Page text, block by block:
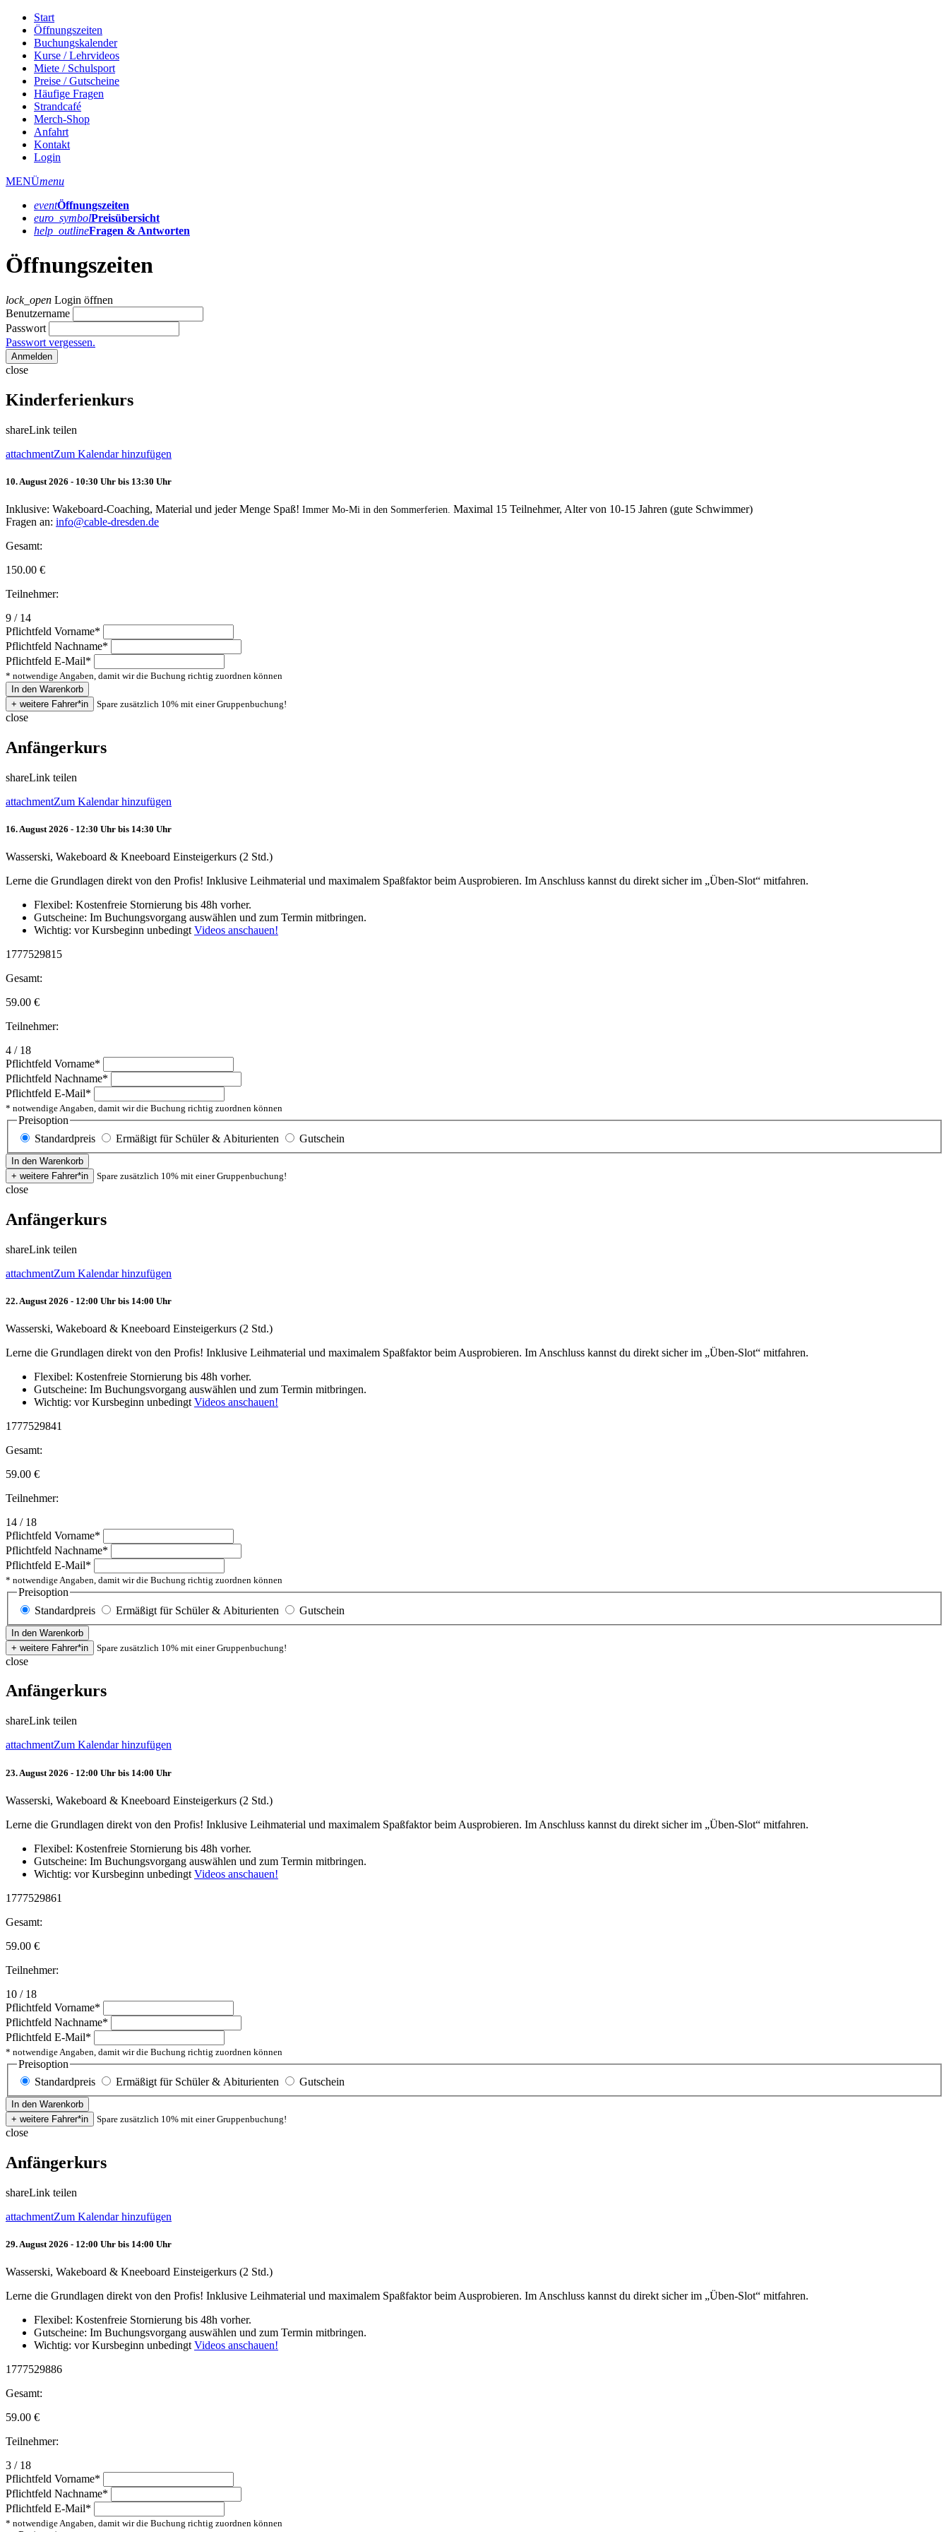
Start
Öffnungszeiten
Buchungskalender
Kurse / Lehrvideos
Miete / Schulsport
Preise / Gutscheine
Häufige Fragen
Strandcafé
Merch-Shop
Anfahrt
Kontakt
Login
MENÜmenu
eventÖffnungs­zeiten
euro_symbolPreis­übersicht
help_outlineFragen & Antworten
Öffnungszeiten
lock_open Login öffnen
Benutzername
Passwort
Passwort vergessen.
Anmelden
close
Kinderferienkurs
shareLink teilen
attachmentZum Kalendar hinzufügen
10. August 2026 - 10:30 Uhr bis 13:30 Uhr
Inklusive: Wakeboard-Coaching, Material und jeder Menge Spaß! Immer Mo-Mi in den Sommerferien. Maximal 15 Teilnehmer, Alter von 10-15 Jahren (gute Schwimmer)
Fragen an: info@cable-dresden.de
Gesamt:
150.00 €
Teilnehmer:
9 / 14
Pflichtfeld Vorname*
Pflichtfeld Nachname*
Pflichtfeld E-Mail*
* notwendige Angaben, damit wir die Buchung richtig zuordnen können
Spare zusätzlich 10% mit einer Gruppenbuchung!
close
Anfängerkurs
shareLink teilen
attachmentZum Kalendar hinzufügen
16. August 2026 - 12:30 Uhr bis 14:30 Uhr
Wasserski, Wakeboard & Kneeboard Einsteigerkurs (2 Std.)
Lerne die Grundlagen direkt von den Profis! Inklusive Leihmaterial und maximalem Spaßfaktor beim Ausprobieren. Im Anschluss kannst du direkt sicher im „Üben-Slot“ mitfahren.
Flexibel: Kostenfreie Stornierung bis 48h vorher.
Gutscheine: Im Buchungsvorgang auswählen und zum Termin mitbringen.
Wichtig: vor Kursbeginn unbedingt Videos anschauen!
1777529815
Gesamt:
59.00 €
Teilnehmer:
4 / 18
Pflichtfeld Vorname*
Pflichtfeld Nachname*
Pflichtfeld E-Mail*
* notwendige Angaben, damit wir die Buchung richtig zuordnen können
Preisoption
Standardpreis
Ermäßigt für Schüler & Abiturienten Gutschein
Spare zusätzlich 10% mit einer Gruppenbuchung!
close
Anfängerkurs
shareLink teilen
attachmentZum Kalendar hinzufügen
22. August 2026 - 12:00 Uhr bis 14:00 Uhr
Wasserski, Wakeboard & Kneeboard Einsteigerkurs (2 Std.)
Lerne die Grundlagen direkt von den Profis! Inklusive Leihmaterial und maximalem Spaßfaktor beim Ausprobieren. Im Anschluss kannst du direkt sicher im „Üben-Slot“ mitfahren.
Flexibel: Kostenfreie Stornierung bis 48h vorher.
Gutscheine: Im Buchungsvorgang auswählen und zum Termin mitbringen.
Wichtig: vor Kursbeginn unbedingt Videos anschauen!
1777529841
Gesamt:
59.00 €
Teilnehmer:
14 / 18
Pflichtfeld Vorname*
Pflichtfeld Nachname*
Pflichtfeld E-Mail*
* notwendige Angaben, damit wir die Buchung richtig zuordnen können
Preisoption
Standardpreis
Ermäßigt für Schüler & Abiturienten Gutschein
Spare zusätzlich 10% mit einer Gruppenbuchung!
close
Anfängerkurs
shareLink teilen
attachmentZum Kalendar hinzufügen
23. August 2026 - 12:00 Uhr bis 14:00 Uhr
Wasserski, Wakeboard & Kneeboard Einsteigerkurs (2 Std.)
Lerne die Grundlagen direkt von den Profis! Inklusive Leihmaterial und maximalem Spaßfaktor beim Ausprobieren. Im Anschluss kannst du direkt sicher im „Üben-Slot“ mitfahren.
Flexibel: Kostenfreie Stornierung bis 48h vorher.
Gutscheine: Im Buchungsvorgang auswählen und zum Termin mitbringen.
Wichtig: vor Kursbeginn unbedingt Videos anschauen!
1777529861
Gesamt:
59.00 €
Teilnehmer:
10 / 18
Pflichtfeld Vorname*
Pflichtfeld Nachname*
Pflichtfeld E-Mail*
* notwendige Angaben, damit wir die Buchung richtig zuordnen können
Preisoption
Standardpreis
Ermäßigt für Schüler & Abiturienten Gutschein
Spare zusätzlich 10% mit einer Gruppenbuchung!
close
Anfängerkurs
shareLink teilen
attachmentZum Kalendar hinzufügen
29. August 2026 - 12:00 Uhr bis 14:00 Uhr
Wasserski, Wakeboard & Kneeboard Einsteigerkurs (2 Std.)
Lerne die Grundlagen direkt von den Profis! Inklusive Leihmaterial und maximalem Spaßfaktor beim Ausprobieren. Im Anschluss kannst du direkt sicher im „Üben-Slot“ mitfahren.
Flexibel: Kostenfreie Stornierung bis 48h vorher.
Gutscheine: Im Buchungsvorgang auswählen und zum Termin mitbringen.
Wichtig: vor Kursbeginn unbedingtVideos anschauen!
1777529886
Gesamt:
59.00 €
Teilnehmer:
3 / 18
Pflichtfeld Vorname*
Pflichtfeld Nachname*
Pflichtfeld E-Mail*
* notwendige Angaben, damit wir die Buchung richtig zuordnen können